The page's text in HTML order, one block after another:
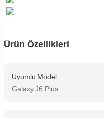
Ürün Özellikleri
Uyumlu Model
Galaxy J6 Plus